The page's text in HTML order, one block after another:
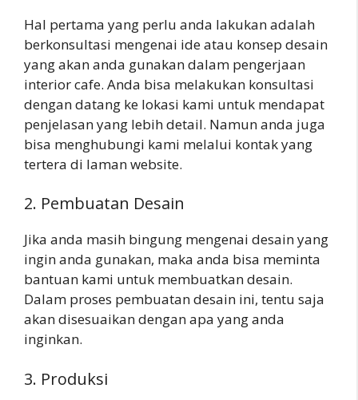
Hal pertama yang perlu anda lakukan adalah
berkonsultasi mengenai ide atau konsep desain
yang akan anda gunakan dalam pengerjaan
interior cafe. Anda bisa melakukan konsultasi
dengan datang ke lokasi kami untuk mendapat
penjelasan yang lebih detail. Namun anda juga
bisa menghubungi kami melalui kontak yang
tertera di laman website.
2. Pembuatan Desain
Jika anda masih bingung mengenai desain yang
ingin anda gunakan, maka anda bisa meminta
bantuan kami untuk membuatkan desain.
Dalam proses pembuatan desain ini, tentu saja
akan disesuaikan dengan apa yang anda
inginkan.
3. Produksi